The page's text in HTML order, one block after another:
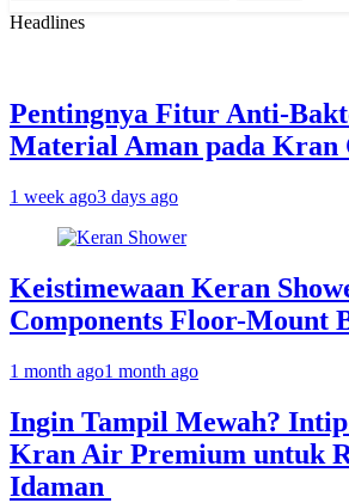
for:
Headlines
Pentingnya Fitur Anti-
Material Aman pada Kran
1 week ago3 days ago
Keistimewaan Keran
Components Floor-Mount
1 month ago1 month ago
Ingin Tampil Mewah?
Kran Air Premium untuk
Idaman